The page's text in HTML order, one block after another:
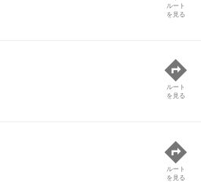
ルート
を見る
ルート
を見る
ルート
を見る